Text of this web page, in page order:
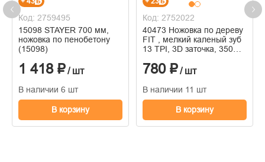
Код: 2759495
15098 STAYER 700 мм,
ножовка по пенобетону
(15098)
1 418 ₽/ шт
В наличии 6 шт
В корзину
Код: 2752022
40473 Ножовка по дереву
FIT , мелкий каленый зуб
13 ТPI, 3D заточка, 350
780 ₽/ шт
В наличии 11 шт
В корзину